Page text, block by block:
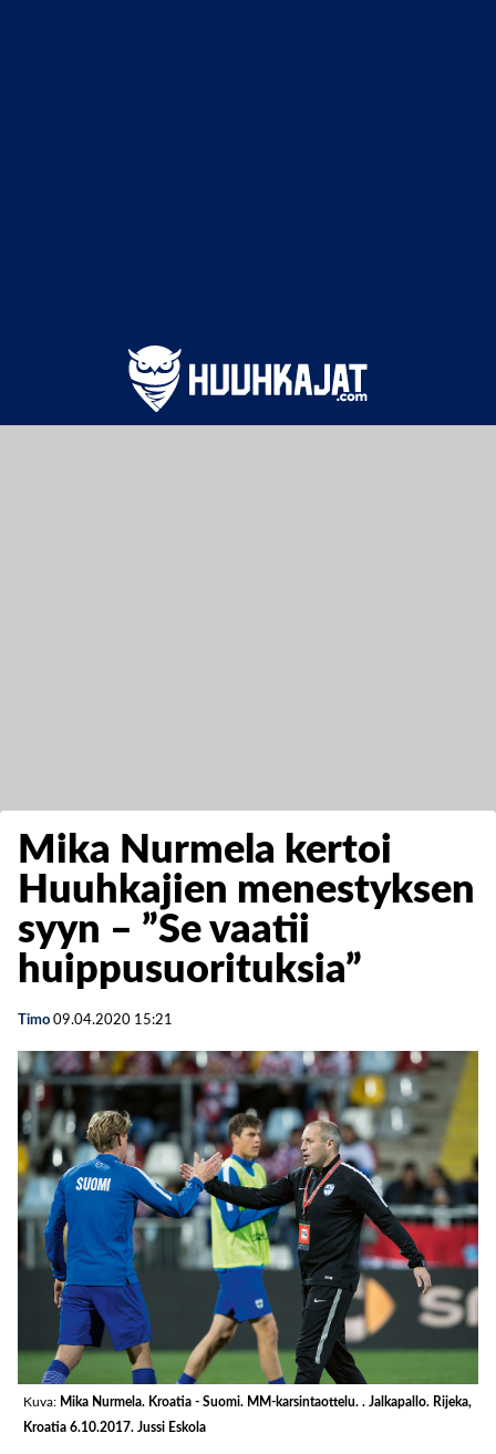
Mika Nurmela kertoi
Huuhkajien menestyksen
syyn – ”Se vaatii
huippusuorituksia”
Timo 09.04.2020 15:21
Kuva: Mika Nurmela. Kroatia - Suomi. MM-karsintaottelu. . Jalkapallo. Rijeka,
Kroatia 6.10.2017. Jussi Eskola